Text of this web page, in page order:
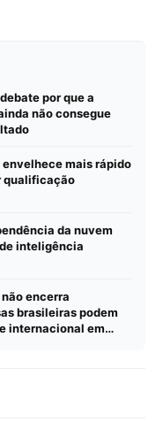
por que a
não consegue
mais rápido
qualificação
da nuvem
inteligência
encerra
brasileiras podem
internacional em